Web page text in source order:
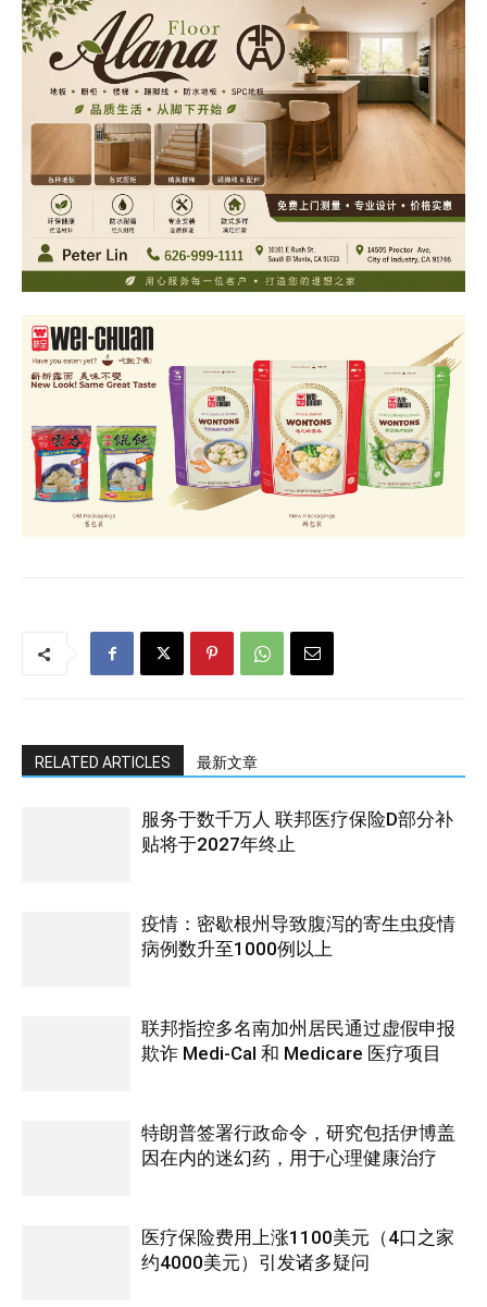
RELATED ARTICLES 最新文章
服务于数千万人 联邦医疗保险D部分补
贴将于2027年终止
疫情：密歇根州导致腹泻的寄生虫疫情
病例数升至1000例以上
联邦指控多名南加州居民通过虚假申报
欺诈 Medi-Cal 和 Medicare 医疗项目
特朗普签署行政命令，研究包括伊博盖
因在内的迷幻药，用于心理健康治疗
医疗保险费用上涨1100美元（4口之家
约4000美元）引发诸多疑问